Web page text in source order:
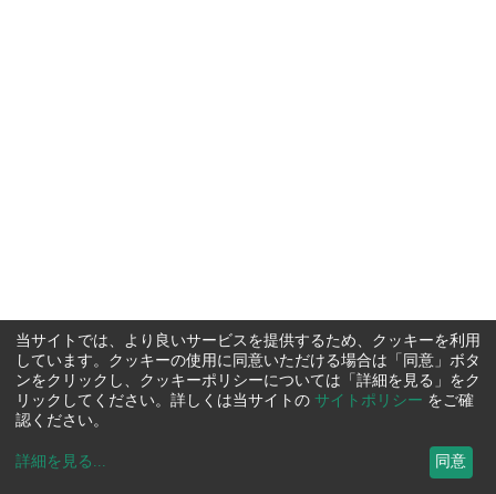
当サイトでは、より良いサービスを提供するため、クッキーを利用
しています。クッキーの使用に同意いただける場合は「同意」ボタ
ンをクリックし、クッキーポリシーについては「詳細を見る」をク
リックしてください。詳しくは当サイトの サイトポリシー をご確
認ください。
詳細を見る ... 同意